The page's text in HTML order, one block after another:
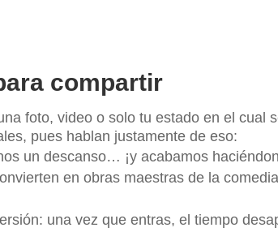
compartir
foto, video o solo tu estado en el cual
pues hablan justamente de eso:
un descanso… ¡y acabamos
en obras maestras de la
una vez que entras, el tiempo